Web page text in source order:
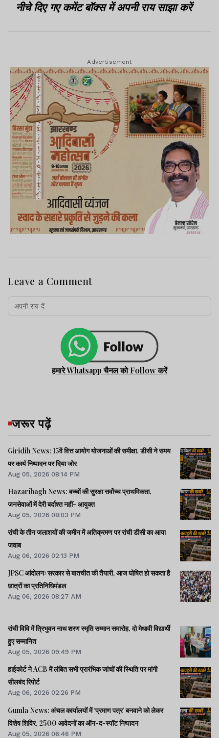
नीचे दिए गए कमेंट बॉक्स में अपनी राय साझा करें
Advertisement
Leave a Comment
हमारे Whatsapp चैनल को Follow करें
जरूर पढ़ें
Giridih News: 15वें वित्त आयोग योजनाओं की समीक्षा, डीसी ने समय
पर कार्य निष्पादन पर दिया जोर
Aug 05, 2026 08:14 PM
Hazaribagh News: बच्चों की सुरक्षा सर्वोच्च प्राथमिकता,
जनसेवाओं में देरी बर्दाश्त नहीं- आयुक्त
Aug 05, 2026 08:03 PM
रांची के तीन जलाशयों की जमीन में अतिक्रमण पर रांची डीसी का आया
जवाब
Aug 06, 2026 02:13 PM
JPSC आंदोलनः सरकार से बातचीत की तैयारी, आज घोषित हो सकता है
छात्रों का प्रतिनिधिमंडल
Aug 06, 2026 08:27 AM
रांची विवि में त्रिभुवन नाथ शरण स्मृति सम्मान समारोह, दो मेधावी विद्यार्थी
हुए सम्मानित
Aug 05, 2026 09:49 PM
हाईकोर्ट ने ACB में लंबित सभी प्रारंभिक जांचों की स्थिति पर मांगी
सीलबंद रिपोर्ट
Aug 06, 2026 02:26 PM
Gumla News: अंचल कार्यालयों में ‘प्रमाण पत्र’ बनवाने को लेकर
विशेष शिविर, 2500 आवेदनों का ऑन-द-स्पॉट निष्पादन
Aug 05, 2026 06:46 PM